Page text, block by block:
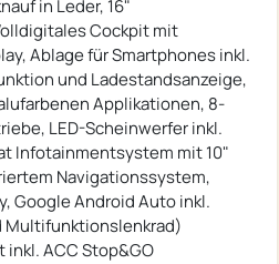
in Leder, 16"
Cockpit mit
Ablage für Smartphones inkl.
und Ladestandsanzeige,
Applikationen, 8-
LED-Scheinwerfer inkl.
Infotainmentsystem mit 10"
Navigationssystem,
Google Android Auto inkl.
Multifunktionslenkrad)
ACC Stop&GO